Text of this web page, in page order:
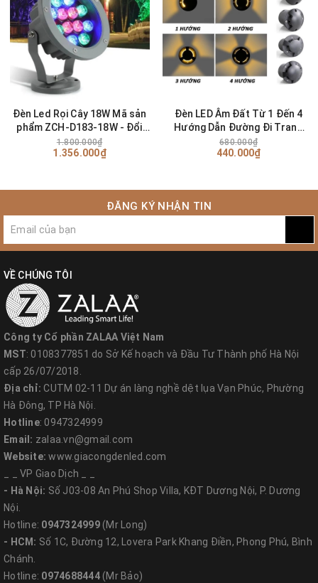
Ưu điểm của đèn led âm cầu thang nội thất:
Đèn âm bậc cầu thang mang sự tinh tế đơn giản, nhưng độc
đường cong hắt sáng tinh tế kết hợp với công nghệ chiếu sáng Led
cao cấp cho ánh sáng êm dịu, lan tỏa
Đèn âm bậc cầu thang lắp đặt dễ dàng và sử dụng tiện lợi:
dùng để lắp đặt với hộp đế âm tường của các loại công tắc, ổ cắm
thông dụng, nhờ vậy mà đèn ốp tường chân cầu thang được bảo
vệ an toàn. Có thể gắn âm bậc cầu thang đơn giản và Dễ dàng lắp
đặt bảo trì.
Đèn âm bậc cầu thang thân thiện với môi trường
thành phần độc hại như huỳnh quang, thủy ngân, ít nhiệt, không
có tiếng ồn. Đèn chất liệu được làm từ nhôm cao cấp vì thế tản
nhiệt rất tốt, công suất đèn chỉ từ 1.5w-3w rất nhỏ không phát
nhiều nhiệt, không hề phát ra tiếng ồn làm ảnh hưởng tới không
gian riêng. Phù hợp cho đọc sách, chiếu điểm vật thể.
Đèn âm bậc cầu thang có tuổi thọ đèn cao được bảo hành
lâu năm.
tuổi thọ cao lên đến 20.000 giờ, không chứa tia cực tím đáng tin
Đèn Led Rọi Cây 18W Mã sản
phẩm ZCH-D183-18W - Đổi
màu
1.800.000₫
1.356.000₫
Đèn LED Âm Đất Từ 1 Đến 4
Hướng Dẫn Đường Đi Trang
Trí Cảnh Quan Ngoài Trời
680.000₫
440.000₫
ĐĂNG KÝ NHẬN TIN
VỀ CHÚNG TÔI
Công ty Cổ phần ZALAA Việt Nam
MST: 0108377851 do Sở Kế hoạch và Đầu Tư Thành phố Hà Nội
cấp 26/07/2018.
Địa chỉ: CUTM 02-11 Dự án làng nghề dệt lụa Vạn Phúc, Phường
Hà Đông, TP Hà Nội.
Hotline: 0947324999
Email: zalaa.vn@gmail.com
Website:www.giacongdenled.com
_ _ VP Giao Dịch _ _
- Hà Nội: Số J03-08 An Phú Shop Villa, KĐT Dương Nội, P. Dương
Nội.
Hotline: 0947324999(Mr Long)
- HCM: Số 1C, Đường 12, Lovera Park Khang Điền, Phong Phú, Bình
Chánh.
Hotline: 0974688444(Mr Bảo)